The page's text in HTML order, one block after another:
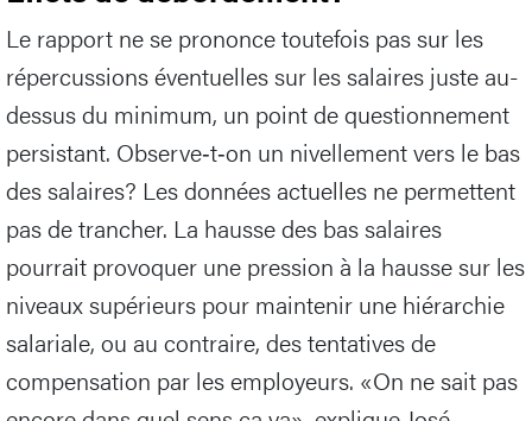
Le rapport ne se prononce toutefois pas sur les
répercussions éventuelles sur les salaires juste au-
dessus du minimum, un point de questionnement
persistant. Observe‑t‑on un nivellement vers le bas
des salaires? Les données actuelles ne permettent
pas de trancher. La hausse des bas salaires
pourrait provoquer une pression à la hausse sur les
niveaux supérieurs pour maintenir une hiérarchie
salariale, ou au contraire, des tentatives de
compensation par les employeurs. «On ne sait pas